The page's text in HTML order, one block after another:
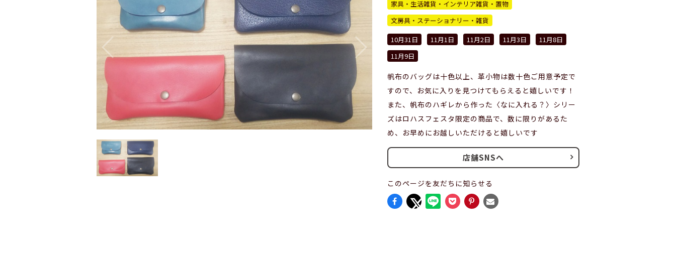
家具・生活雑貨・インテリア雑貨・置物
文房具・ステーショナリー・雑貨
10月31日
11月1日 11月2日 11月3日
11月8日
11月9日
帆布のバッグは十色以上、革小物は数十色ご用意予定で
すので、お気に入りを見つけてもらえると嬉しいです！
また、帆布のハギレから作った〈なに入れる？〉シリー
ズはロハスフェスタ限定の商品で、数に限りがあるた
め、お早めにお越しいただけると嬉しいです
店舗SNSへ
このページを友だちに知らせる